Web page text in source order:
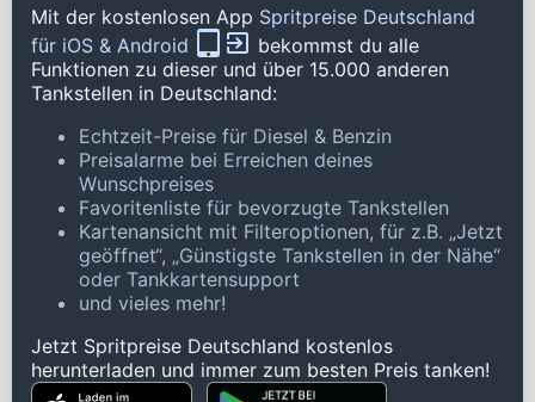
Mit der kostenlosen App Spritpreise Deutschland
für iOS & Android
bekommst du alle
Funktionen zu dieser und über 15.000 anderen
Tankstellen in Deutschland:
Echtzeit-Preise für Diesel & Benzin
Preisalarme bei Erreichen deines
Wunschpreises
Favoritenliste für bevorzugte Tankstellen
Kartenansicht mit Filteroptionen, für z.B. „Jetzt
geöffnet“, „Günstigste Tankstellen in der Nähe“
oder Tankkartensupport
und vieles mehr!
Jetzt Spritpreise Deutschland kostenlos
herunterladen und immer zum besten Preis tanken!